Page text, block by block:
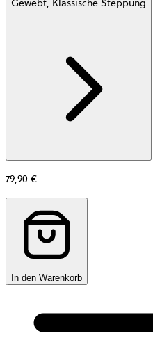
Gewebt, Klassische Steppung
79,90 €
In den Warenkorb